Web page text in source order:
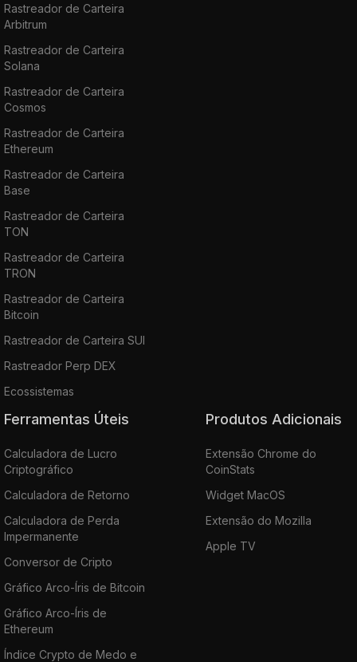
Rastreador de Carteira
Arbitrum
Rastreador de Carteira
Solana
Rastreador de Carteira
Cosmos
Rastreador de Carteira
Ethereum
Rastreador de Carteira
Base
Rastreador de Carteira
TON
Rastreador de Carteira
TRON
Rastreador de Carteira
Bitcoin
Rastreador de Carteira SUI
Rastreador Perp DEX
Ecossistemas
Ferramentas Úteis
Calculadora de Lucro
Criptográfico
Calculadora de Retorno
Calculadora de Perda
Impermanente
Conversor de Cripto
Gráfico Arco-Íris de Bitcoin
Gráfico Arco-Íris de
Ethereum
Índice Crypto de Medo e
Produtos Adicionais
Extensão Chrome do
CoinStats
Widget MacOS
Extensão do Mozilla
Apple TV